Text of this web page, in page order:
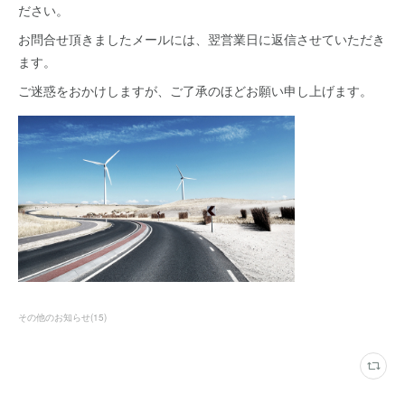
ださい。
お問合せ頂きましたメールには、翌営業日に返信させていただき
ます。
ご迷惑をおかけしますが、ご了承のほどお願い申し上げます。
その他のお知らせ(15)